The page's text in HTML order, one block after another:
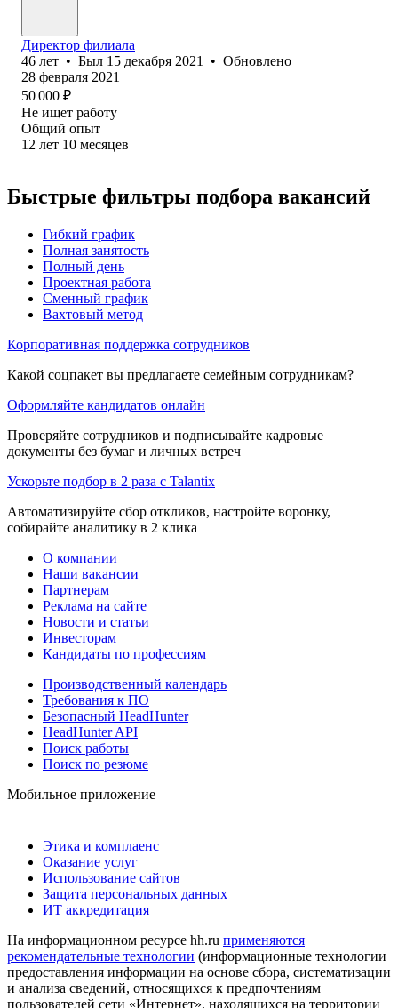
Директор филиала
46 лет • Был 15 декабря 2021 • Обновлено
28 февраля 2021
50 000 ₽
Не ищет работу
Общий опыт
12 лет 10 месяцев
Быстрые фильтры подбора вакансий
Гибкий график
Полная занятость
Полный день
Проектная работа
Сменный график
Вахтовый метод
Корпоративная поддержка сотрудников
Какой соцпакет вы предлагаете семейным сотрудникам?
Оформляйте кандидатов онлайн
Проверяйте сотрудников и подписывайте кадровые
документы без бумаг и личных встреч
Ускорьте подбор в 2 раза с Talantix
Автоматизируйте сбор откликов, настройте воронку,
собирайте аналитику в 2 клика
О компании
Наши вакансии
Партнерам
Реклама на сайте
Новости и статьи
Инвесторам
Кандидаты по профессиям
Производственный календарь
Требования к ПО
Безопасный HeadHunter
HeadHunter API
Поиск работы
Поиск по резюме
Мобильное приложение
Этика и комплаенс
Оказание услуг
Использование сайтов
Защита персональных данных
ИТ аккредитация
На информационном ресурсе hh.ru применяются
рекомендательные технологии (информационные технологии
предоставления информации на основе сбора, систематизации
и анализа сведений, относящихся к предпочтениям
пользователей сети «Интернет», находящихся на территории